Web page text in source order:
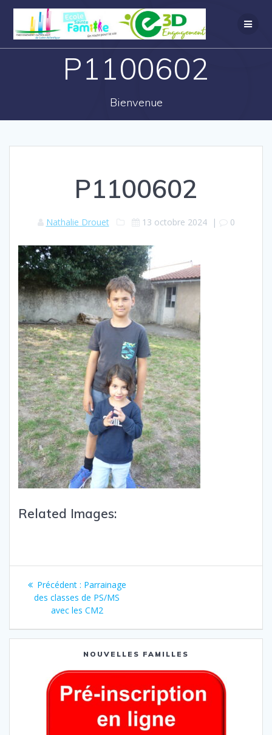
P1100602
Bienvenue
P1100602
Nathalie Drouet 13 octobre 2024| 0
Related Images:
Précédent : Parrainage
des classes de PS/MS
avec les CM2
NOUVELLES FAMILLES